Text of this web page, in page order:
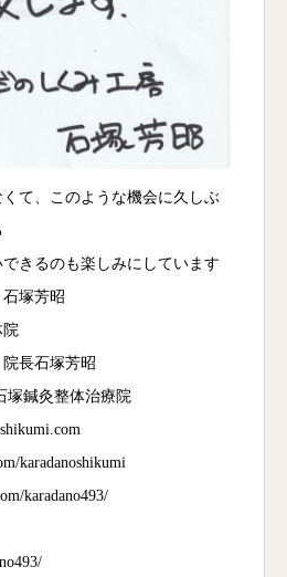
て、このような機会に久しぶ
きるのも楽しみにしています
塚芳昭
院
長石塚芳昭
塚鍼灸整体治療院
karadanoshikumi
karadano493/